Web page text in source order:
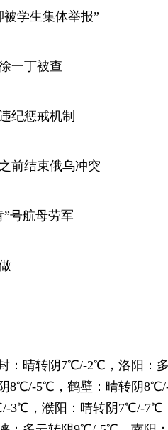
学生集体举报”
一丁被查
纪惩戒机制
前结束俄乌冲突
号航母劳军
：晴转阴7℃/-2℃，洛阳：
8℃/-5℃，鹤壁：晴转阴
3℃，濮阳：晴转阴7℃/-7℃